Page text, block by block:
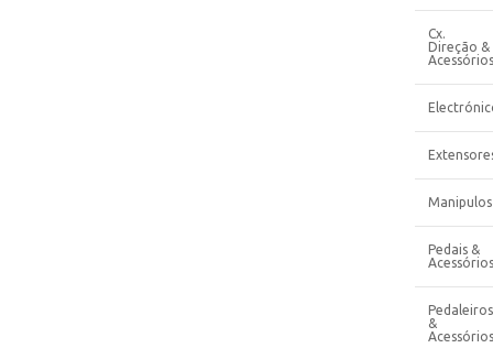
Cx.
Direção &
Acessórios
Manipulos
Pedais &
Acessórios
Pedaleiros
&
Acessórios